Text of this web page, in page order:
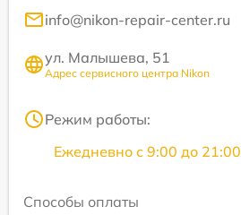
info@nikon-repair-center.ru
ул. Малышева, 51
Адрес сервисного центра Nikon
Режим работы:
Ежедневно с 9:00 до 21:00
Способы оплаты